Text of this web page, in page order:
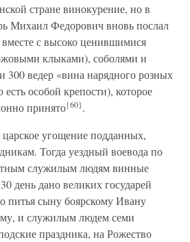
стране винокурение, но в
Михаил Федорович вновь послал
с высоко ценившимися
клыками), соболями и
300 ведер «вина нарядного розных
особой крепости), которое
принято{60}.
угощение подданных,
Тогда уездный воевода по
служилым людям винные
день дано великих государей
питья сыну боярскому Ивану
и служилым людем семи
праздника, на Рожество